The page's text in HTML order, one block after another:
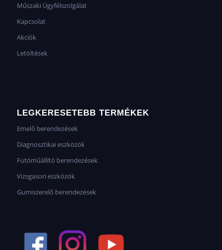
Műszaki Ügyfélszolgálat
Kapcsolat
Akciók
Letöltések
LEGKERESETEBB TERMÉKEK
Emelő berendezések
Diagnosztikai eszközök
Futóműállító berendezések
Vizsgasori eszközök
Gumiszerelő berendezések